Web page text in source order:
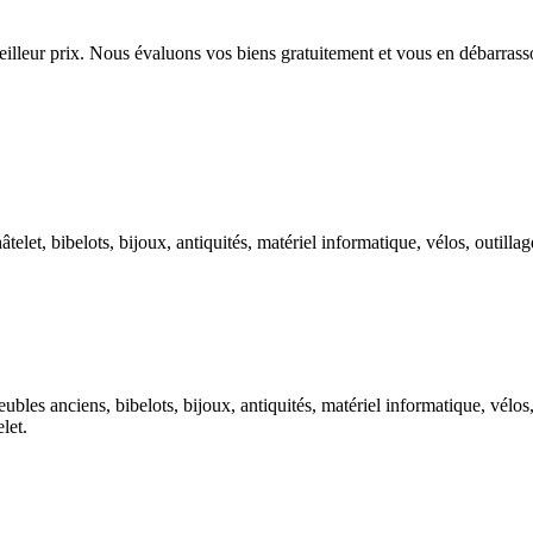
prix. Nous évaluons vos biens gratuitement et vous en
bibelots, bijoux, antiquités, matériel informatique, vélos,
anciens, bibelots, bijoux, antiquités, matériel informatique,